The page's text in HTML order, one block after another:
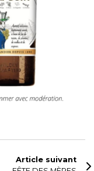
Article suivant